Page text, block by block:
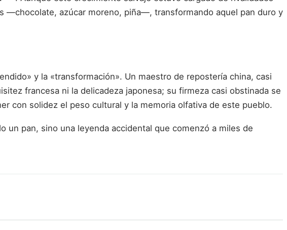
—chocolate, azúcar moreno, piña—, transformando aquel pan duro y
y la «transformación». Un maestro de repostería china, casi
francesa ni la delicadeza japonesa; su firmeza casi obstinada se
con solidez el peso cultural y la memoria olfativa de este pueblo.
un pan, sino una leyenda accidental que comenzó a miles de